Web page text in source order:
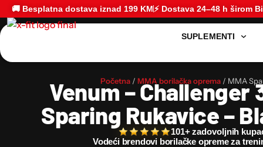
🚚 Besplatna dostava iznad 199 KM⚡ Dostava 24–48 h širom
SUPLEMENTI
Početna/ MMA borilačka oprema/ MMA
Venum – Challenger
Sparing Rukavice –
101+ zadovoljnih
Vodeći brendovi borilačke opreme za